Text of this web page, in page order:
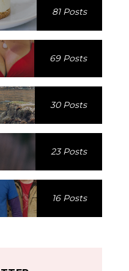
81 Posts
69 Posts
30 Posts
23 Posts
16 Posts